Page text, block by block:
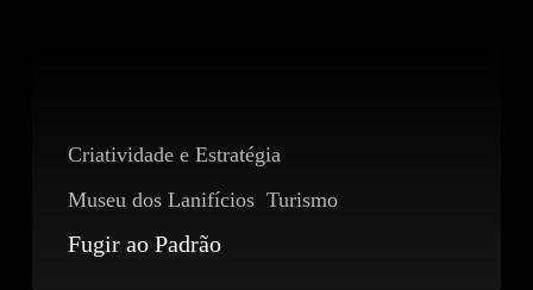
Criatividade e Estratégia
Museu dos Lanifícios Turismo
Fugir ao Padrão